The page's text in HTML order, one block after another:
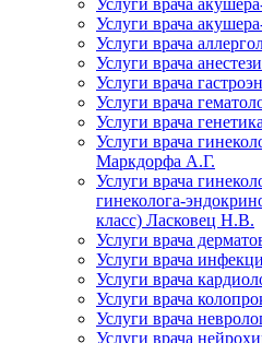
Услуги врача
Услуги врача
Услуги врача
Услуги врача
Услуги врача
Услуги врача
Услуги врача генетика
Услуги врача
Маркдорфа А.Г.
Услуги врача
гинеколога-
класс) Ласковец Н.В.
Услуги врача
Услуги врача
Услуги врача
Услуги врача
Услуги врача
Услуги врача